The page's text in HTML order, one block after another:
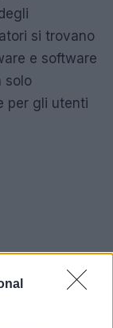
si trovano
e software
solo
per gli utenti